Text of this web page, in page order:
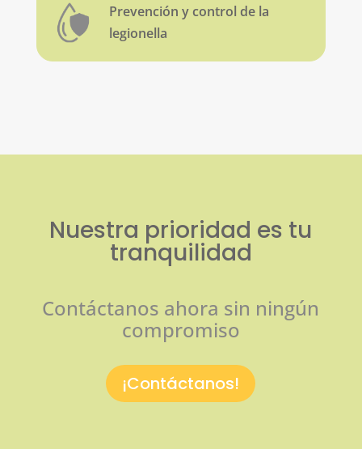
Prevención y control de la
legionella
Nuestra prioridad es tu
tranquilidad
Contáctanos ahora sin ningún
compromiso
¡Contáctanos!